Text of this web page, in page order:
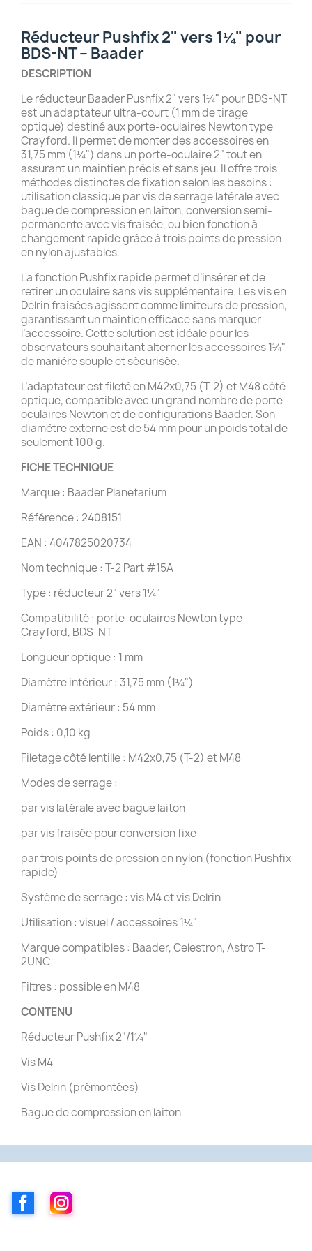
Réducteur Pushfix 2" vers 1¼" pour
BDS-NT – Baader
DESCRIPTION
Le réducteur Baader Pushfix 2" vers 1¼" pour BDS-NT
est un adaptateur ultra-court (1 mm de tirage
optique) destiné aux porte-oculaires Newton type
Crayford. Il permet de monter des accessoires en
31,75 mm (1¼") dans un porte-oculaire 2" tout en
assurant un maintien précis et sans jeu. Il offre trois
méthodes distinctes de fixation selon les besoins :
utilisation classique par vis de serrage latérale avec
bague de compression en laiton, conversion semi-
permanente avec vis fraisée, ou bien fonction à
changement rapide grâce à trois points de pression
en nylon ajustables.
La fonction Pushfix rapide permet d’insérer et de
retirer un oculaire sans vis supplémentaire. Les vis en
Delrin fraisées agissent comme limiteurs de pression,
garantissant un maintien efficace sans marquer
l’accessoire. Cette solution est idéale pour les
observateurs souhaitant alterner les accessoires 1¼"
de manière souple et sécurisée.
L’adaptateur est fileté en M42x0,75 (T-2) et M48 côté
optique, compatible avec un grand nombre de porte-
oculaires Newton et de configurations Baader. Son
diamètre externe est de 54 mm pour un poids total de
seulement 100 g.
FICHE TECHNIQUE
Marque : Baader Planetarium
Référence : 2408151
EAN : 4047825020734
Nom technique : T-2 Part #15A
Type : réducteur 2" vers 1¼"
Compatibilité : porte-oculaires Newton type
Crayford, BDS-NT
Longueur optique : 1 mm
Diamètre intérieur : 31,75 mm (1¼")
Diamètre extérieur : 54 mm
Poids : 0,10 kg
Filetage côté lentille : M42x0,75 (T-2) et M48
Modes de serrage :
par vis latérale avec bague laiton
par vis fraisée pour conversion fixe
par trois points de pression en nylon (fonction Pushfix
rapide)
Système de serrage : vis M4 et vis Delrin
Utilisation : visuel / accessoires 1¼"
Marque compatibles : Baader, Celestron, Astro T-
2UNC
Filtres : possible en M48
CONTENU
Réducteur Pushfix 2"/1¼"
Vis M4
Vis Delrin (prémontées)
Bague de compression en laiton
FacebookInstagram